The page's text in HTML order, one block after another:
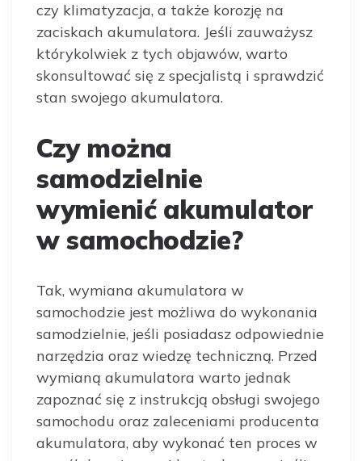
czy klimatyzacja, a także korozję na
zaciskach akumulatora. Jeśli zauważysz
którykolwiek z tych objawów, warto
skonsultować się z specjalistą i sprawdzić
stan swojego akumulatora.
Czy można
samodzielnie
wymienić akumulator
w samochodzie?
Tak, wymiana akumulatora w
samochodzie jest możliwa do wykonania
samodzielnie, jeśli posiadasz odpowiednie
narzędzia oraz wiedzę techniczną. Przed
wymianą akumulatora warto jednak
zapoznać się z instrukcją obsługi swojego
samochodu oraz zaleceniami producenta
akumulatora, aby wykonać ten proces w